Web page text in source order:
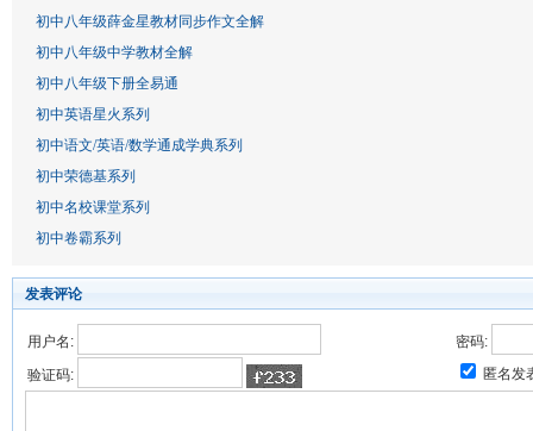
初中八年级薛金星教材同步作文全解
初中八年级中学教材全解
初中八年级下册全易通
初中英语星火系列
初中语文/英语/数学通成学典系列
初中荣德基系列
初中名校课堂系列
初中卷霸系列
发表评论
用户名:
密码:
验证码:
匿名发